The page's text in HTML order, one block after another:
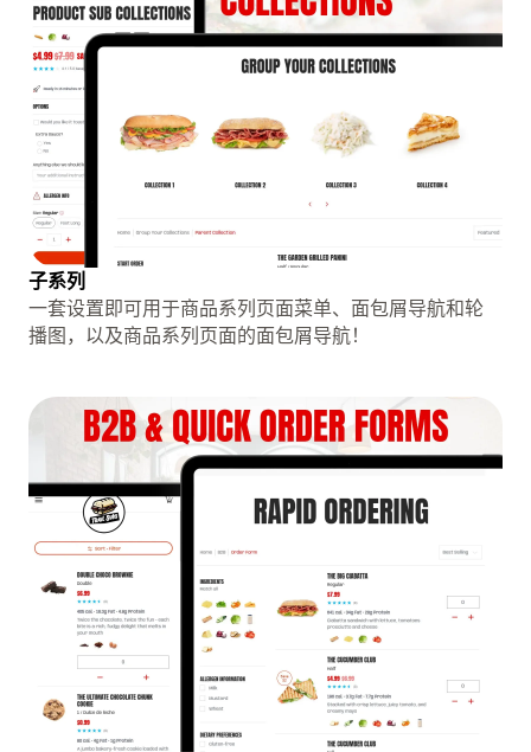
子系列
一套设置即可用于商品系列页面菜单、面包屑导航和轮
播图，以及商品系列页面的面包屑导航！